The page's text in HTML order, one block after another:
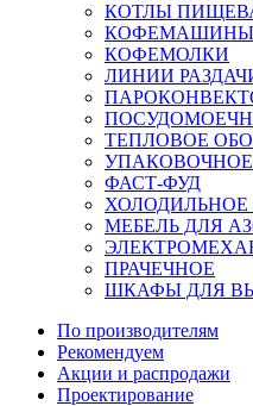
КОТЛЫ
КОФЕМАШИНЫ
КОФЕМОЛКИ
ЛИНИИ
ТЕПЛОВОЕ
ФАСТ-ФУД
ХОЛОДИЛЬНОЕ
МЕБЕЛЬ ДЛЯ
ПРАЧЕЧНОЕ
ШКАФЫ ДЛЯ
По производителям
Рекомендуем
Акции и распродажи
Проектирование